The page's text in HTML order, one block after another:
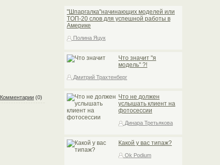
Комментарии (0)
"Шпаргалка"начинающих моделей или
TOП-20 слов для успешной работы в
Америке
Полина Яцук
Что значит "я
модель" ?!
Дмитрий Трахтенберг
Что не должен
услышать клиент на
фотосессии
Динара Третьякова
Какой у вас типаж?
Ok Podium